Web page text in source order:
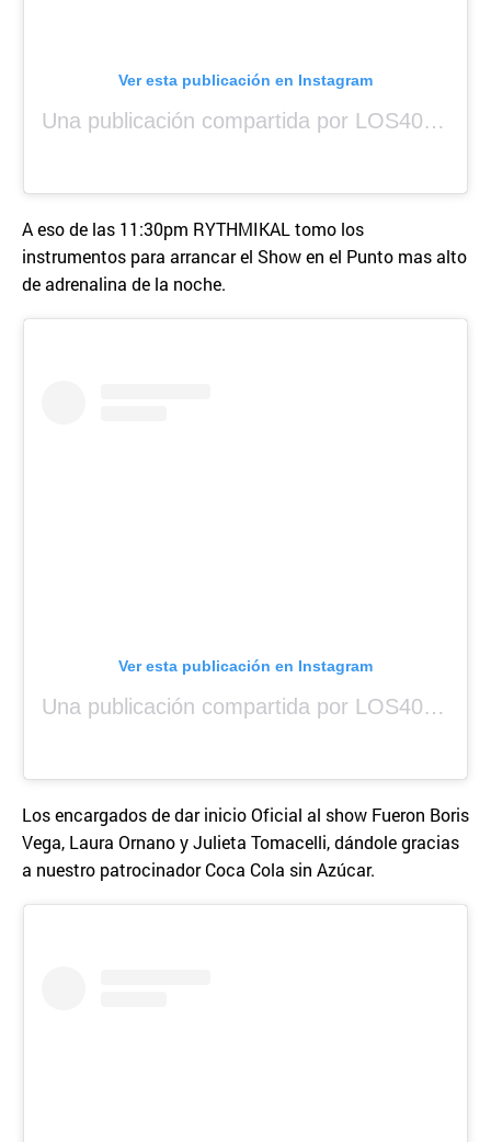
Ver esta publicación en Instagram
Una publicación compartida por LOS40 Panamá (@los40panama)
A eso de las 11:30pm RYTHMIKAL tomo los
instrumentos para arrancar el Show en el Punto mas alto
de adrenalina de la noche.
Ver esta publicación en Instagram
Una publicación compartida por LOS40 Panamá (@los40panama)
Los encargados de dar inicio Oficial al show Fueron Boris
Vega, Laura Ornano y Julieta Tomacelli, dándole gracias
a nuestro patrocinador Coca Cola sin Azúcar.